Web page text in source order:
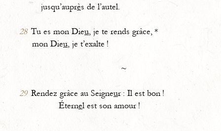
jusqu’auprès de l’autel.
28 Tu es mon Dieu, je te rends grâce, *
mon Dieu, je t’exalte !
~
29 Rendez grâce au Seigneur : Il est bon !
Éternel est son amour !